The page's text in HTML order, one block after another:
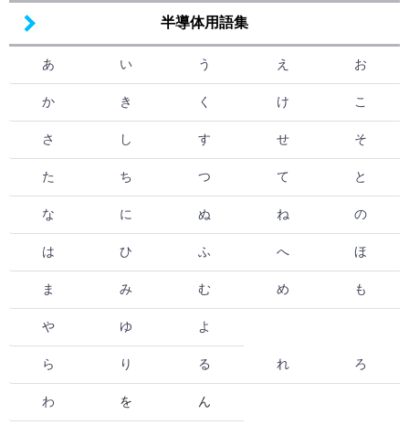
半導体用語集
あ い う え お
か き く け こ
さ し す せ そ
た ち つ て と
な に ぬ ね の
は ひ ふ へ ほ
ま み む め も
や ゆ よ
ら り る れ ろ
わ を ん